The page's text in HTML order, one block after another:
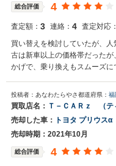
総合評価 4
査定額： 3 連絡： 4 査定対応：
買い替えを検討していたが、
古は新車以上の価格帯だった
かげで、乗り換えもスムーズに
投稿者：あなわたらやさ都道府県： 福
買取店名： Ｔ－ＣＡＲｚ （テ
売却した車：
トヨタ プリウスα
売却時期：2021年10月
総合評価 4